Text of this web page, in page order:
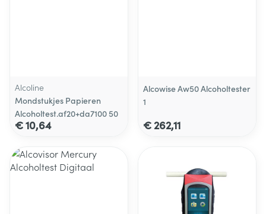
Alcoline
Mondstukjes Papieren
Alcoholtest.af20+da7100 50
€ 10,64
Alcowise Aw50 Alcoholtester
1
€ 262,11